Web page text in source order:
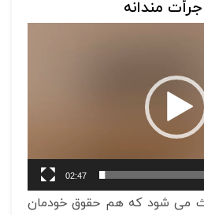
مندانه
02:47
می شود که هم حقوق خودمان